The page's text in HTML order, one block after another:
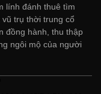
lính đánh thuê tìm
trụ thời trung cổ
đồng hành, thu thập
ngôi mộ của người